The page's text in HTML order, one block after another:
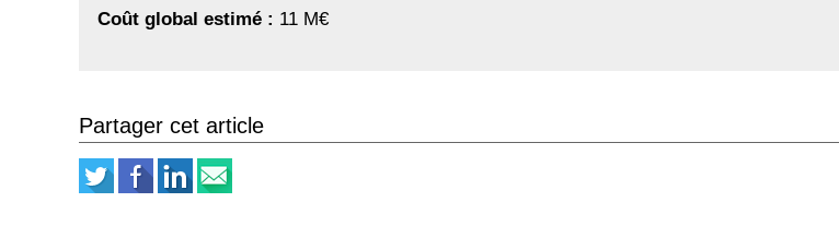
Coût global estimé : 11 M€
Partager cet article